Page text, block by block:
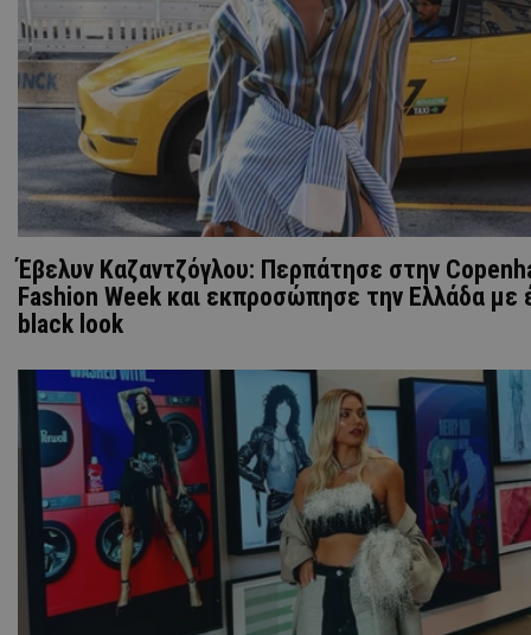
Έβελυν Καζαντζόγλου: Περπάτησε στην
Fashion Week και εκπροσώπησε την Ελλάδα με
black look